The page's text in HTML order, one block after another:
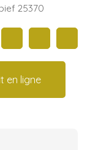
25370
en ligne